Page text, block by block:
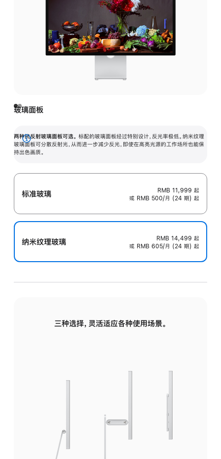
玻璃面板
两种抗反射玻璃面板可选。 标配的玻璃面板经过特别设计，反光率极低。纳米纹理
玻璃面板可分散反射光，从而进一步减少反光，即使在高亮光源的工作场所也能保
持出色画质。
展
开
标准玻璃 RMB 11,999 起
或 RMB 500/月 (24 期) 起
纳米纹理玻璃 RMB 14,499 起
或 RMB 605/月 (24 期) 起
三种选择，灵活适应各种使用场景。